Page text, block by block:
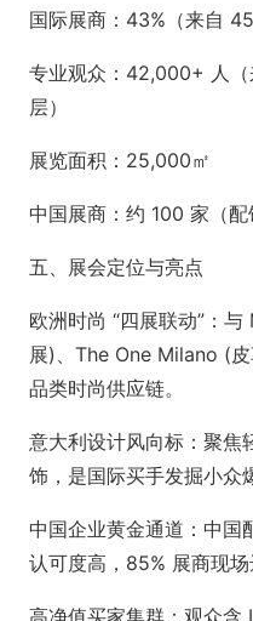
国际展商：43%（来自
专业观众：42,000+ 人
层）
展览面积：25,000㎡
中国展商：约 100 家（配
五、展会定位与亮点
欧洲时尚 “四展联动”：
展)、The One Milano (
品类时尚供应链。
意大利设计风向标：聚焦
饰，是国际买手发掘小众
中国企业黄金通道：中国
认可度高，85% 展商现